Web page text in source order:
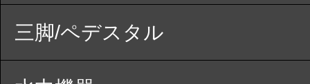
三脚/ペデスタル